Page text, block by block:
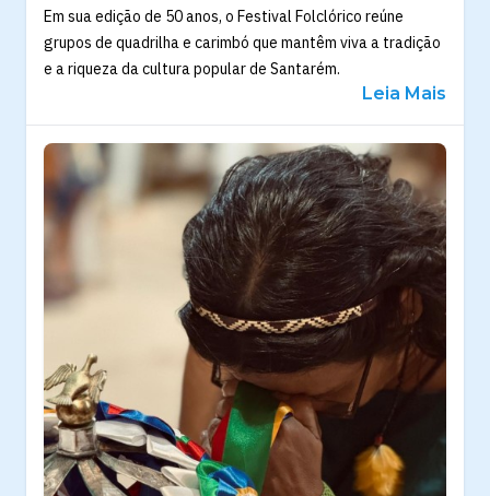
Em sua edição de 50 anos, o Festival Folclórico reúne
grupos de quadrilha e carimbó que mantêm viva a tradição
e a riqueza da cultura popular de Santarém.
Leia Mais